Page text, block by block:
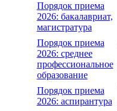
Порядок приема
2026: бакалавриат,
магистратура
Порядок приема
2026: среднее
профессиональное
образование
Порядок приема
2026: аспирантура